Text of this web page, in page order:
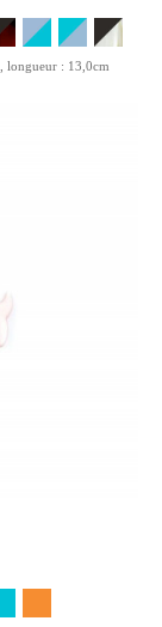
longueur : 13,0cm